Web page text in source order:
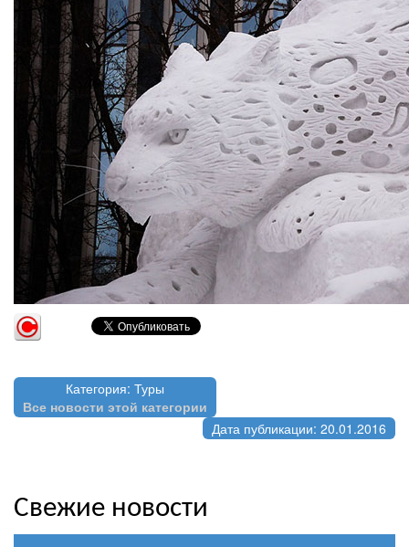
Категория: Туры
Все новости этой категории
Дата публикации: 20.01.2016
Свежие новости